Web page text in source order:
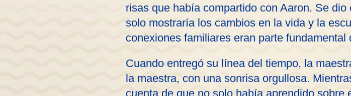
risas que había compartido con Aaron. Se
solo mostraría los cambios en la vida y la
conexiones familiares eran parte fundamental
Cuando entregó su línea del tiempo, la
la maestra, con una sonrisa orgullosa.
cuenta de que no solo había aprendido sobre